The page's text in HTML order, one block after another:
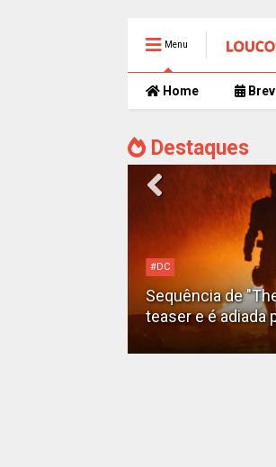
Menu
Home
Destaques
#DC
Sequência de
teaser e é adiada